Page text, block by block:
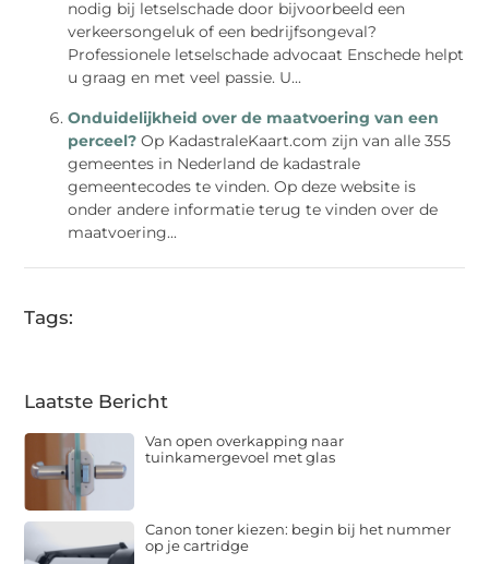
nodig bij letselschade door bijvoorbeeld een
verkeersongeluk of een bedrijfsongeval?
Professionele letselschade advocaat Enschede helpt
u graag en met veel passie. U...
Onduidelijkheid over de maatvoering van een
perceel? Op KadastraleKaart.com zijn van alle 355
gemeentes in Nederland de kadastrale
gemeentecodes te vinden. Op deze website is
onder andere informatie terug te vinden over de
maatvoering...
Tags:
Laatste Bericht
Van open overkapping naar
tuinkamergevoel met glas
Canon toner kiezen: begin bij het nummer
op je cartridge